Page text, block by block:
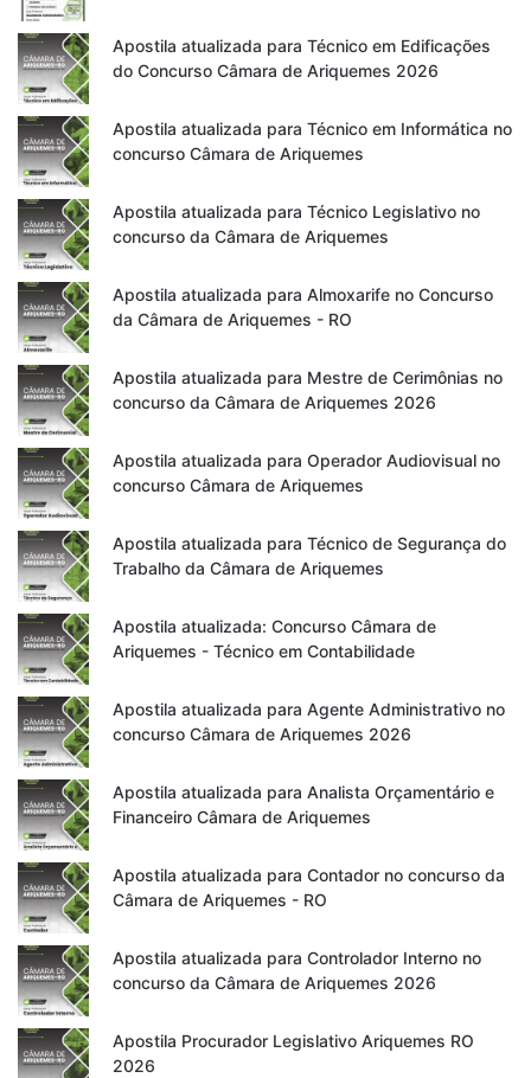
Apostila atualizada para Técnico em Edificações
do Concurso Câmara de Ariquemes 2026
Apostila atualizada para Técnico em Informática no
concurso Câmara de Ariquemes
Apostila atualizada para Técnico Legislativo no
concurso da Câmara de Ariquemes
Apostila atualizada para Almoxarife no Concurso
da Câmara de Ariquemes - RO
Apostila atualizada para Mestre de Cerimônias no
concurso da Câmara de Ariquemes 2026
Apostila atualizada para Operador Audiovisual no
concurso Câmara de Ariquemes
Apostila atualizada para Técnico de Segurança do
Trabalho da Câmara de Ariquemes
Apostila atualizada: Concurso Câmara de
Ariquemes - Técnico em Contabilidade
Apostila atualizada para Agente Administrativo no
concurso Câmara de Ariquemes 2026
Apostila atualizada para Analista Orçamentário e
Financeiro Câmara de Ariquemes
Apostila atualizada para Contador no concurso da
Câmara de Ariquemes - RO
Apostila atualizada para Controlador Interno no
concurso da Câmara de Ariquemes 2026
Apostila Procurador Legislativo Ariquemes RO
2026